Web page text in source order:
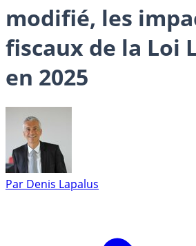
modifié, les
fiscaux de la Loi
en 2025
Par Denis Lapalus